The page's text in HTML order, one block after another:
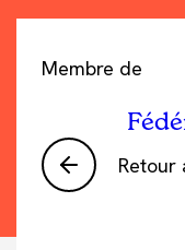
Retour
Membre de